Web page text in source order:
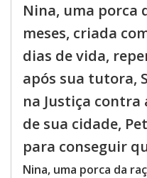
Nina, uma porca
meses, criada
dias de vida,
após sua tutora,
na Justiça
de sua cidade,
para conseguir
Nina, uma porca da